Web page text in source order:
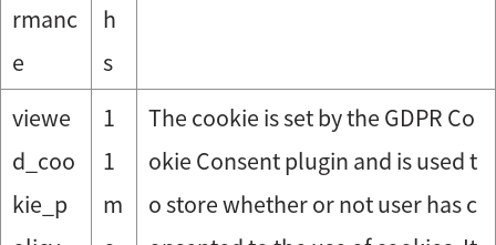
rmanc
e
h
s
viewe
d_coo
kie_p
1
1
m
The cookie is set by the GDPR Co
okie Consent plugin and is used t
o store whether or not user has c